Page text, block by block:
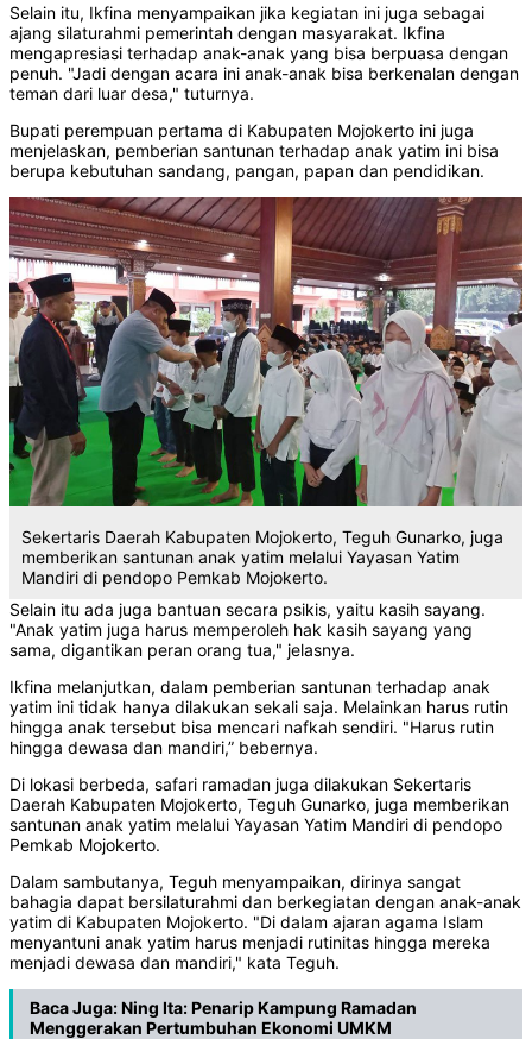
Selain itu, Ikfina menyampaikan jika kegiatan ini juga sebagai
ajang silaturahmi pemerintah dengan masyarakat. Ikfina
mengapresiasi terhadap anak-anak yang bisa berpuasa dengan
penuh. "Jadi dengan acara ini anak-anak bisa berkenalan dengan
teman dari luar desa," tuturnya.
Bupati perempuan pertama di Kabupaten Mojokerto ini juga
menjelaskan, pemberian santunan terhadap anak yatim ini bisa
berupa kebutuhan sandang, pangan, papan dan pendidikan.
Sekertaris Daerah Kabupaten Mojokerto, Teguh Gunarko, juga
memberikan santunan anak yatim melalui Yayasan Yatim
Mandiri di pendopo Pemkab Mojokerto.
Selain itu ada juga bantuan secara psikis, yaitu kasih sayang.
"Anak yatim juga harus memperoleh hak kasih sayang yang
sama, digantikan peran orang tua," jelasnya.
Ikfina melanjutkan, dalam pemberian santunan terhadap anak
yatim ini tidak hanya dilakukan sekali saja. Melainkan harus rutin
hingga anak tersebut bisa mencari nafkah sendiri. "Harus rutin
hingga dewasa dan mandiri,” bebernya.
Di lokasi berbeda, safari ramadan juga dilakukan Sekertaris
Daerah Kabupaten Mojokerto, Teguh Gunarko, juga memberikan
santunan anak yatim melalui Yayasan Yatim Mandiri di pendopo
Pemkab Mojokerto.
Dalam sambutanya, Teguh menyampaikan, dirinya sangat
bahagia dapat bersilaturahmi dan berkegiatan dengan anak-anak
yatim di Kabupaten Mojokerto. "Di dalam ajaran agama Islam
menyantuni anak yatim harus menjadi rutinitas hingga mereka
menjadi dewasa dan mandiri," kata Teguh.
Baca Juga:Ning Ita: Penarip Kampung Ramadan
Menggerakan Pertumbuhan Ekonomi UMKM